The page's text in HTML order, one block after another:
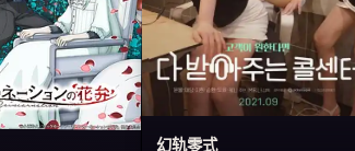
幻轨零式